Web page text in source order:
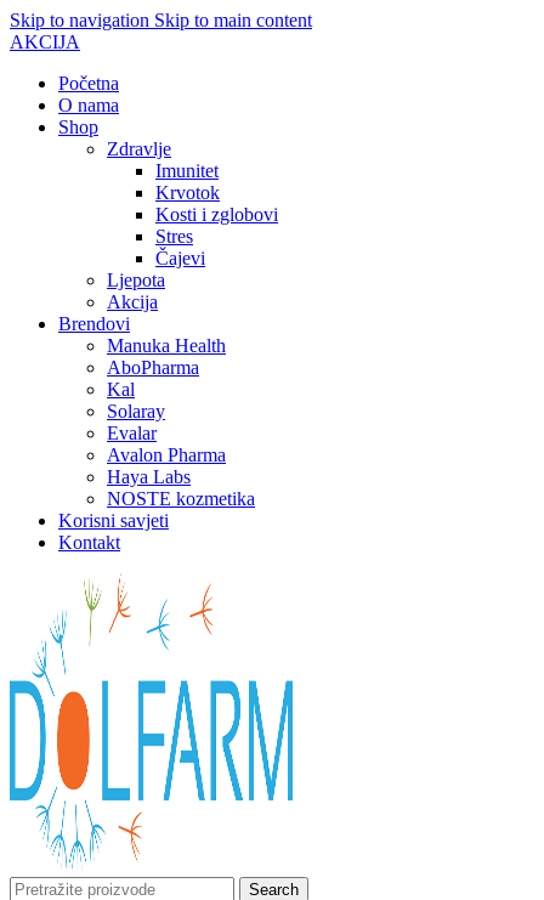
Skip to navigation Skip to main content
AKCIJA
Početna
O nama
Shop
Zdravlje
Imunitet
Krvotok
Kosti i zglobovi
Stres
Čajevi
Ljepota
Akcija
Brendovi
Manuka Health
AboPharma
Kal
Solaray
Evalar
Avalon Pharma
Haya Labs
NOSTE kozmetika
Korisni savjeti
Kontakt
Search